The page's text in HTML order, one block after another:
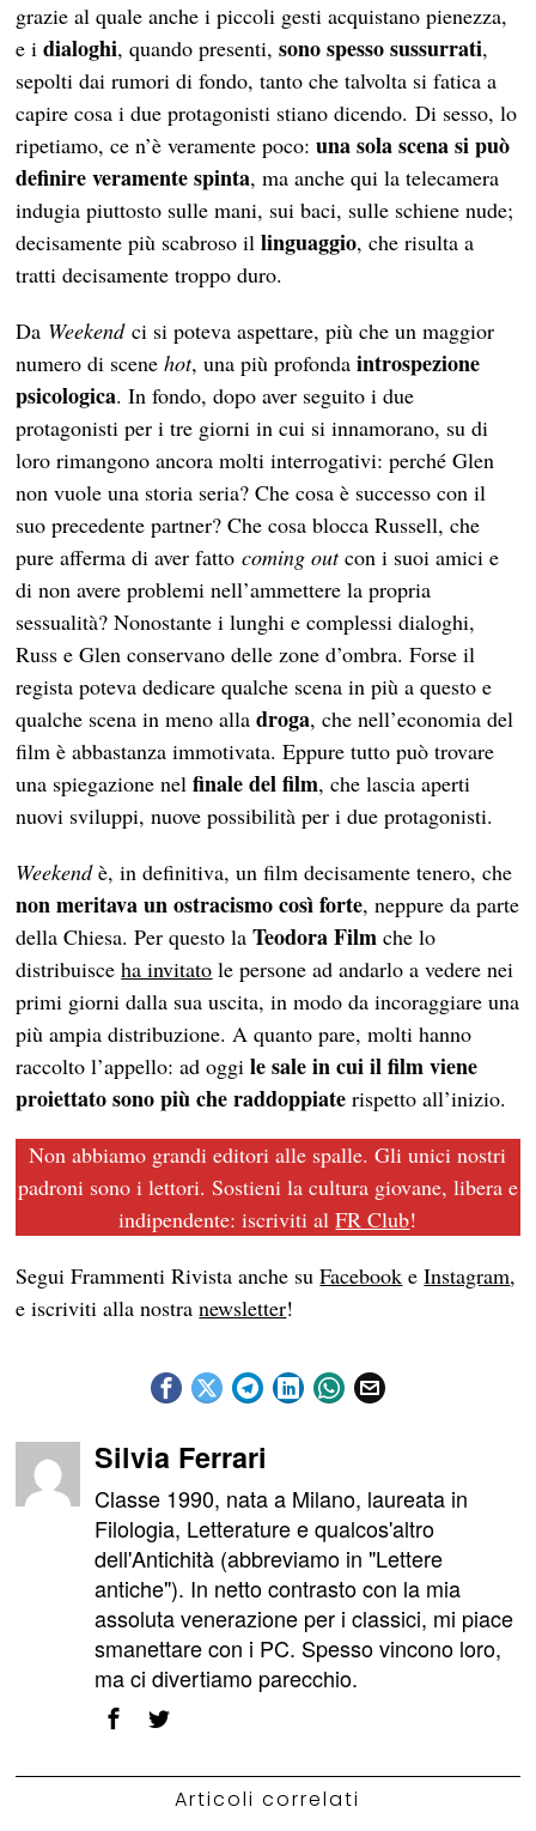
grazie al quale anche i piccoli gesti acquistano pienezza,
e idialoghi, quando presenti,sono spesso sussurrati,
sepolti dai rumori di fondo, tanto che talvolta si fatica a
capire cosa i due protagonisti stiano dicendo. Di sesso, lo
ripetiamo, ce n’è veramente poco:una sola scena si può
definire veramente spinta, ma anche qui la telecamera
indugia piuttosto sulle mani, sui baci, sulle schiene nude;
decisamente più scabroso illinguaggio, che risulta a
tratti decisamente troppo duro.
Da Weekendci si poteva aspettare, più che un maggior
numero di scenehot, una più profonda introspezione
psicologica. In fondo, dopo aver seguito i due
protagonisti per i tre giorni in cui si innamorano, su di
loro rimangono ancora molti interrogativi: perché Glen
non vuole una storia seria? Che cosa è successo con il
suo precedente partner? Che cosa blocca Russell, che
pure afferma di aver fattocoming outcon i suoi amici e
di non avere problemi nell’ammettere la propria
sessualità? Nonostante i lunghi e complessi dialoghi,
Russ e Glen conservano delle zone d’ombra. Forse il
regista poteva dedicare qualche scena in più a questo e
qualche scena in meno alladroga, che nell’economia del
film è abbastanza immotivata. Eppure tutto può trovare
una spiegazione nelfinale del film, che lascia aperti
nuovi sviluppi, nuove possibilità per i due protagonisti.
Weekendè, in definitiva, un film decisamente tenero, che
non meritava un ostracismo così forte, neppure da parte
della Chiesa. Per questo laTeodora Film che lo
distribuisceha invitato le persone ad andarlo a vedere nei
primi giorni dalla sua uscita, in modo da incoraggiare una
più ampia distribuzione. A quanto pare, molti hanno
raccolto l’appello: ad oggile sale in cui il film viene
proiettato sono più che raddoppiate rispetto all’inizio.
Non abbiamo grandi editori alle spalle. Gli unici nostri
padroni sono i lettori. Sostieni la cultura giovane, libera e
indipendente: iscriviti alFR Club!
Segui Frammenti Rivista anche suFacebook eInstagram,
e iscriviti alla nostranewsletter!
Silvia Ferrari
Classe 1990, nata a Milano, laureata in
Filologia, Letterature e qualcos'altro
dell'Antichità (abbreviamo in "Lettere
antiche"). In netto contrasto con la mia
assoluta venerazione per i classici, mi piace
smanettare con i PC. Spesso vincono loro,
ma ci divertiamo parecchio.
Articoli correlati